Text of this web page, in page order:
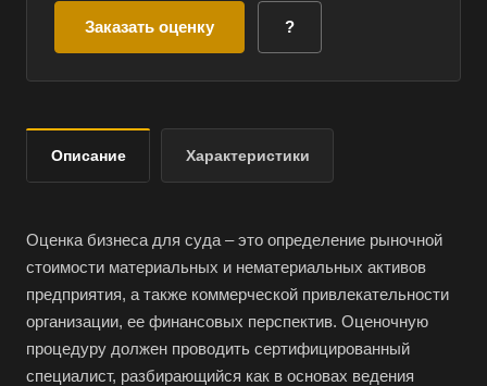
Заказать оценку ?
Описание Характеристики
Оценка бизнеса для суда – это определение рыночной
стоимости материальных и нематериальных активов
предприятия, а также коммерческой привлекательности
организации, ее финансовых перспектив. Оценочную
процедуру должен проводить сертифицированный
специалист, разбирающийся как в основах ведения